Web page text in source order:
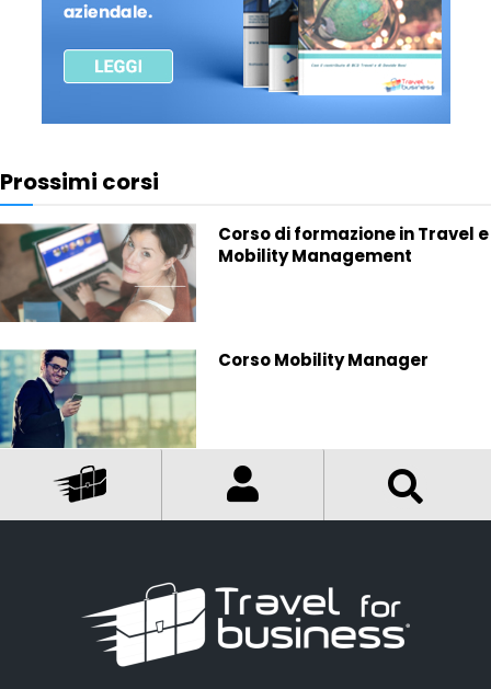
Prossimi corsi
Corso di formazione in Travel e
Mobility Management
Corso Mobility Manager